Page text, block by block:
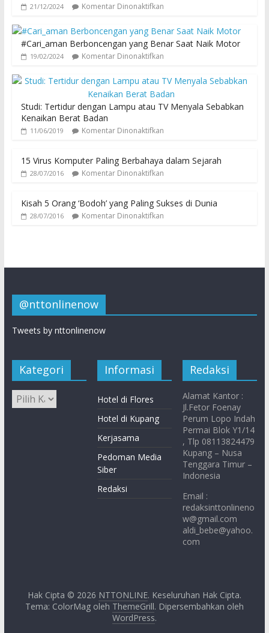
21/12/2024 Komentar Dinonaktifkan
#Cari_aman Berboncengan yang Benar Saat Naik Motor
19/02/2024 Komentar Dinonaktifkan
Studi: Tertidur dengan Lampu atau TV Menyala Sebabkan
Kenaikan Berat Badan
11/06/2019 Komentar Dinonaktifkan
15 Virus Komputer Paling Berbahaya dalam Sejarah
28/07/2016 Komentar Dinonaktifkan
Kisah 5 Orang ‘Bodoh’ yang Paling Sukses di Dunia
28/07/2016 Komentar Dinonaktifkan
@nttonlinenow
Tweets by nttonlinenow
Kategori Informasi
Hotel di Flores
Hotel di Kupang
Kerjasama
Pedoman Media
Siber
Redaksi
Redaksi
Alamat Kantor :
Jl.Fetor Foenay
Perum Lopo Indah
Permai Blok Y1/14
, Tlp 08113824479
Kupang – Nusa
Tenggara Timur –
Indonesia
Email :
redaksinttonlineno
w@gmail.com
aldi_bebe@yahoo.
com
Hak Cipta © 2026 NTTONLINE. Keseluruhan Hak Cipta.
Tema: ColorMag oleh ThemeGrill. Dipersembahkan oleh
WordPress.